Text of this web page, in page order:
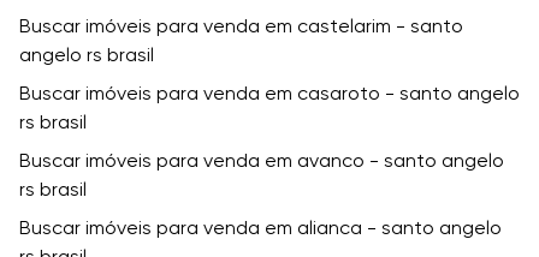
Buscar imóveis para venda em castelarim - santo
angelo rs brasil
Buscar imóveis para venda em casaroto - santo angelo
rs brasil
Buscar imóveis para venda em avanco - santo angelo
rs brasil
Buscar imóveis para venda em alianca - santo angelo